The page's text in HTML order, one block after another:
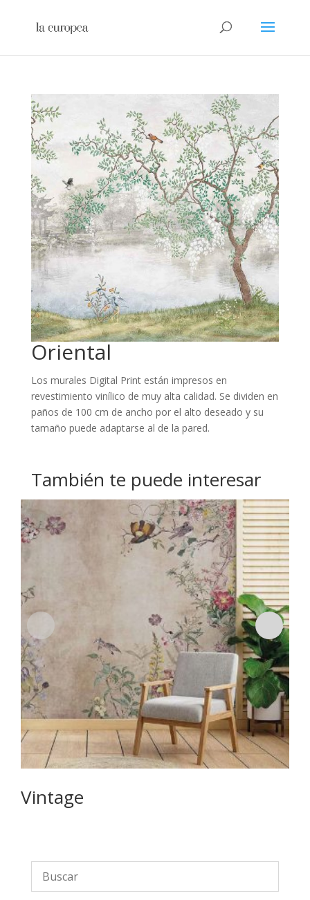
Oriental
Los murales Digital Print están impresos en
revestimiento vinílico de muy alta calidad. Se dividen en
paños de 100 cm de ancho por el alto deseado y su
tamaño puede adaptarse al de la pared.
También te puede interesar
Vintage